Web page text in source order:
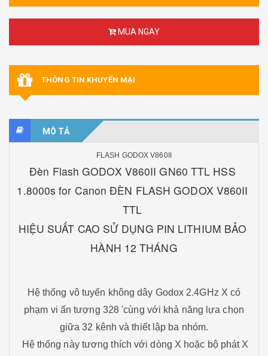
MUA NGAY
THÔNG TIN KHUYẾN MẠI
MÔ TẢ
FLASH GODOX V860II
Đèn Flash GODOX V860II GN60 TTL HSS
1.8000s for Canon ĐÈN FLASH GODOX V860II
TTL
HIỆU SUẤT CAO SỬ DỤNG PIN LITHIUM BẢO
HÀNH 12 THÁNG
Hệ thống vô tuyến không dây Godox 2.4GHz X có
phạm vi ấn tượng 328 'cùng với khả năng lựa chọn
giữa 32 kênh và thiết lập ba nhóm.
Hệ thống này tương thích với dòng X hoặc bộ phát X